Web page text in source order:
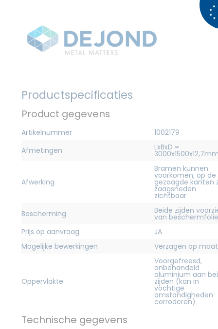
Productspecificaties
Product gegevens
Artikelnummer
1002179
Afmetingen
LxBxD =
Afwerking
Bramen kunnen
voorkomen, op de
gezaagde kanten
zaagsneden
zichtbaar
Bescherming
Beide zijden
van beschermfolie
Prijs op aanvraag
JA
Mogelijke bewerkingen
Verzagen op maat
Oppervlakte
Voorgefreesd,
onbehandeld
aluminium aan
zijden (kan in
vochtige
omstandigheden
corroderen)
Technische gegevens